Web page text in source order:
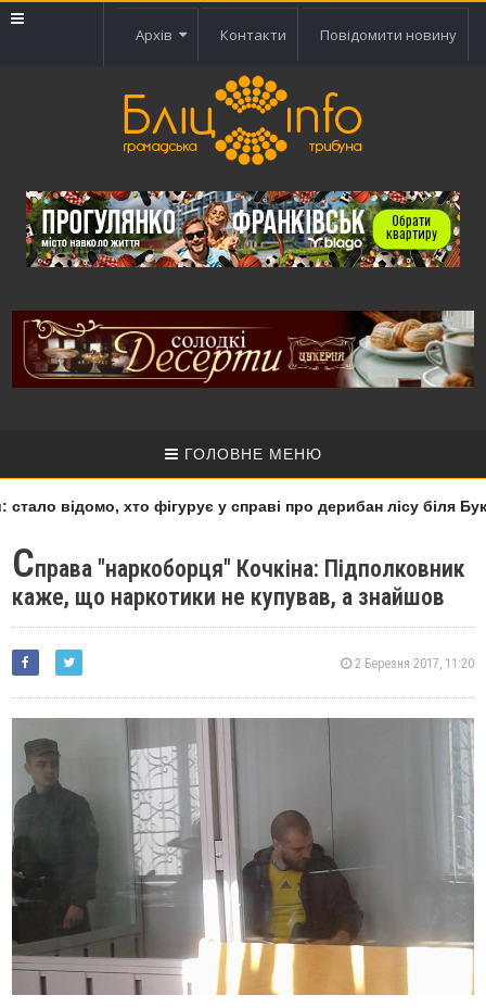
Архів Контакти Повідомити новину
ГОЛОВНЕ МЕНЮ
відомо, хто фігурує у справі про дерибан лісу біля
Справа "наркоборця" Кочкіна: Підполковник
каже, що наркотики не купував, а знайшов
2 Березня 2017, 11:20